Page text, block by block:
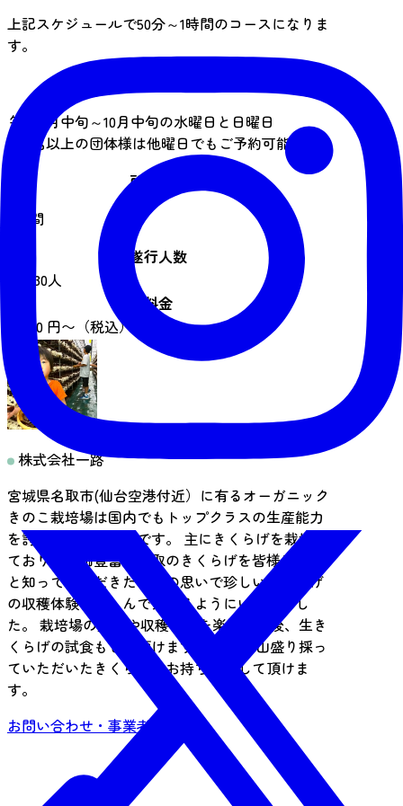
上記スケジュールで50分～1時間のコースになりま
す。
毎年5月中旬～10月中旬の水曜日と日曜日
（5名以上の団体様は他曜日でもご予約可能）
所要時間
1時間
遂行人数
5 ~ 30人
料金
2,000 円〜（税込）
株式会社一路
宮城県名取市(仙台空港付近）に有るオーガニック
きのこ栽培場は国内でもトップクラスの生産能力
を誇る大きな栽培場です。 主にきくらげを栽培し
ており栄養価豊富な名取のきくらげを皆様にもっ
と知っていただきたいとの思いで珍しいきくらげ
の収穫体験を楽しんで頂けるようにいたしまし
た。 栽培場の見学や収穫体験を楽しんだ後、生き
くらげの試食もして頂けます。 ザルに山盛り採っ
ていただいたきくらげはお持ち帰りして頂けま
す。
お問い合わせ・事業者情報